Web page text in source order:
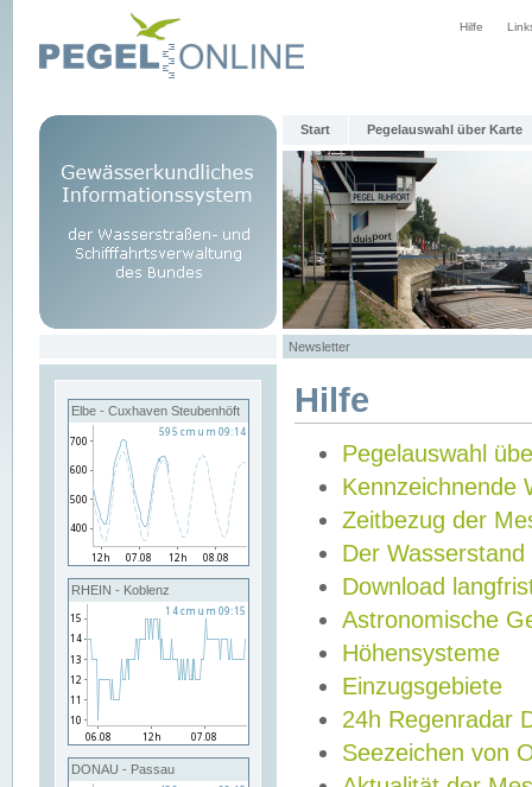
Hilfe
Start Pegelauswahl über Karte
Newsletter
Elbe - Cuxhaven Steubenhöft
RHEIN - Koblenz
DONAU - Passau
Hilfe
Pegelauswahl
Kennzeichnende
Zeitbezug der
Der Wasserstand
Download
Astronomische
Höhensysteme
Einzugsgebiete
24h Regenradar
Seezeichen von